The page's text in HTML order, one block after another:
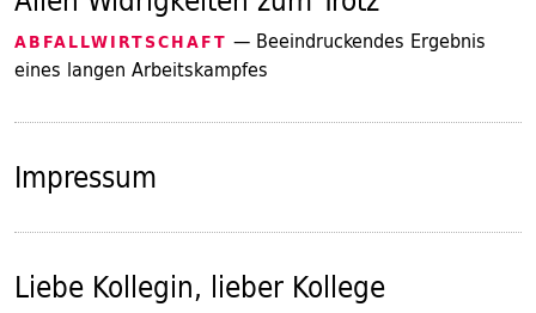
ABFALLWIRTSCHAFT — Beeindruckendes Ergebnis
eines langen Arbeitskampfes
Impressum
Liebe Kollegin, lieber Kollege